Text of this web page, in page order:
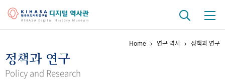
걸어온 길 기관 변천사
Home 연구 역사 정책과 연구
정책과 연구
Policy and Research